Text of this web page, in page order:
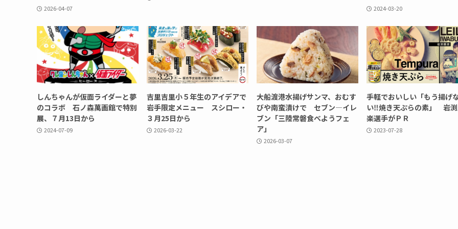
2026-04-07 2024-03-20
しんちゃんが仮面ライダーと夢
のコラボ 石ノ森萬画館で特別
展、７月13日から
2024-07-09
吉里吉里小５年生のアイデアで
岩手限定メニュー スシロー・
３月25日から
2026-03-22
大船渡港水揚げサンマ、おむす
びや南蛮漬けで セブン―イレ
ブン「三陸常磐食べようフェ
ア」
2026-03-07
手軽でおいしい「もう揚げ
い‼焼き天ぷらの素」 岩
楽選手がＰＲ
2023-07-28